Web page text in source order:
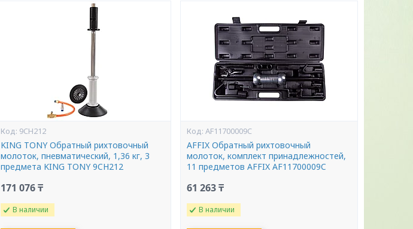
9CH212
KING TONY Обратный рихтовочный
молоток, пневматический, 1,36 кг, 3
предмета KING TONY 9CH212
171 076 ₸
В наличии
AF11700009C
AFFIX Обратный рихтовочный
молоток, комплект принадлежностей,
11 предметов AFFIX AF11700009C
61 263 ₸
В наличии